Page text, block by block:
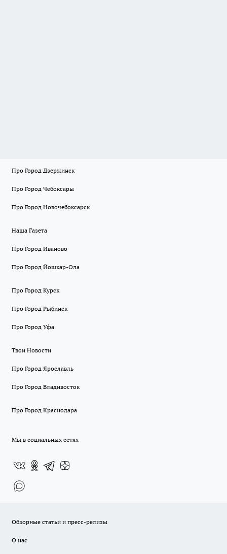
Про Город Дзержинск
Про Город Чебоксары
Про Город Новочебоксарск
Наша Газета
Про Город Иваново
Про Город Йошкар-Ола
Про Город Курск
Про Город Рыбинск
Про Город Уфа
Твои Новости
Про Город Ярославль
Про Город Владивосток
Про Город Краснодара
Мы в социальных сетях
Обзорные статьи и пресс-релизы
О нас